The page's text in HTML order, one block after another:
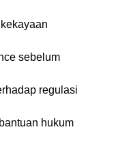
sebelum
regulasi
hukum